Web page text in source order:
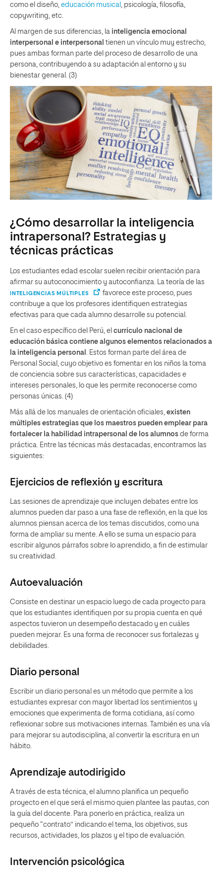
como el diseño, educación musical
, psicología, filosofía,
copywriting, etc.
Al margen de sus diferencias, la inteligencia emocional
interpersonal e interpersonal tienen un vínculo muy estrecho,
pues ambas forman parte del proceso de desarrollo de una
persona, contribuyendo a su adaptación al entorno y su
bienestar general. (3)
¿Cómo desarrollar la inteligencia
intrapersonal? Estrategias y
técnicas prácticas
Los estudiantes edad escolar suelen recibir orientación para
afirmar su autoconocimiento y autoconfianza. La teoría de las
INTELIGENCIAS MÚLTIPLES
favorece este proceso, pues
contribuye a que los profesores identifiquen estrategias
efectivas para que cada alumno desarrolle su potencial.
En el caso específico del Perú, el currículo nacional de
educación básica contiene algunos elementos relacionados a
la inteligencia personal . Estos forman parte del área de
Personal Social, cuyo objetivo es fomentar en los niños la toma
de conciencia sobre sus características, capacidades e
intereses personales, lo que les permite reconocerse como
personas únicas. (4)
Más allá de los manuales de orientación oficiales, existen
múltiples estrategias que los maestros pueden emplear para
fortalecer la habilidad intrapersonal de los alumnos de forma
práctica. Entre las técnicas más destacadas, encontramos las
siguientes:
Ejercicios de reflexión y escritura
Las sesiones de aprendizaje que incluyen debates entre los
alumnos pueden dar paso a una fase de reflexión, en la que los
alumnos piensan acerca de los temas discutidos, como una
forma de ampliar su mente. A ello se suma un espacio para
escribir algunos párrafos sobre lo aprendido, a fin de estimular
su creatividad.
Autoevaluación
Consiste en destinar un espacio luego de cada proyecto para
que los estudiantes identifiquen por su propia cuenta en qué
aspectos tuvieron un desempeño destacado y en cuáles
pueden mejorar. Es una forma de reconocer sus fortalezas y
debilidades.
Diario personal
Escribir un diario personal es un método que permite a los
estudiantes expresar con mayor libertad los sentimientos y
emociones que experimenta de forma cotidiana, así como
reflexionar sobre sus motivaciones internas. También es una vía
para mejorar su autodisciplina, al convertir la escritura en un
hábito.
Aprendizaje autodirigido
A través de esta técnica, el alumno planifica un pequeño
proyecto en el que será el mismo quien plantee las pautas, con
la guía del docente. Para ponerlo en práctica, realiza un
pequeño “contrato” indicando el tema, los objetivos, sus
recursos, actividades, los plazos y el tipo de evaluación.
Intervención psicológica